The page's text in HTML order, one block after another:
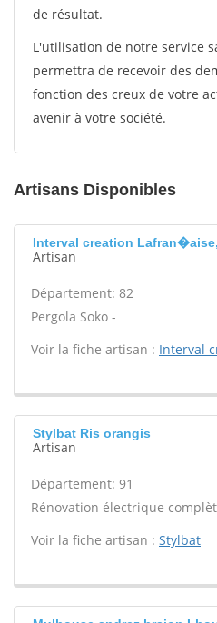
de résultat.
L'utilisation de notre service
permettra de recevoir des
fonction des creux de votre
avenir à votre société.
Artisans Disponibles
Interval creation
Artisan
Département: 82
Pergola Soko -
Voir la fiche artisan : Interval
Stylbat Ris orangis
Artisan
Département: 91
Rénovation électrique
Voir la fiche artisan : Stylbat